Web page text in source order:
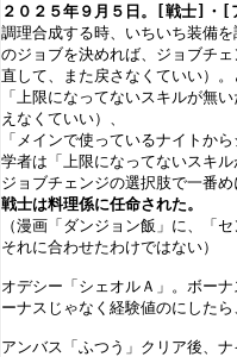
２０２５年９月５日。[戦士]
調理合成する時、いちいち装備
のジョブを決めれば、ジョブチ
直して、また戻さなくていい）
「上限になってないスキルが無
えなくていい）、
「メインで使っているナイトか
学者は「上限になってないスキ
戦士は料理係に任命された。
（漫画「ダンジョン飯」に、「
それに合わせたわけではない）
オデシー「シェオルＡ」。ボー
ーナスじゃなく経験値のにした
アンバス「ふつう」クリア後、